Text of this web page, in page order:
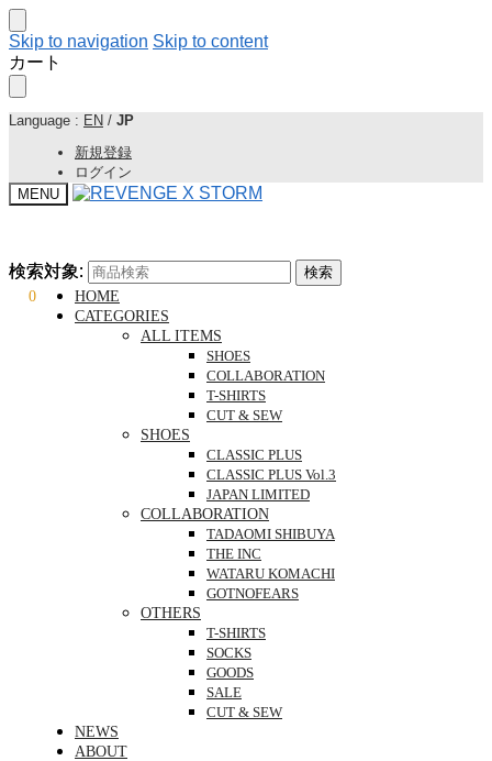
Skip to navigation Skip to content
カート
Language : EN / JP
新規登録
ログイン
MENU
検索対象:
検索
0
検索対象:
検索
HOME
CATEGORIES
ALL ITEMS
SHOES
COLLABORATION
T-SHIRTS
CUT & SEW
SHOES
CLASSIC PLUS
CLASSIC PLUS Vol.3
JAPAN LIMITED
COLLABORATION
TADAOMI SHIBUYA
THE INC
WATARU KOMACHI
GOTNOFEARS
OTHERS
T-SHIRTS
SOCKS
GOODS
SALE
CUT & SEW
NEWS
ABOUT